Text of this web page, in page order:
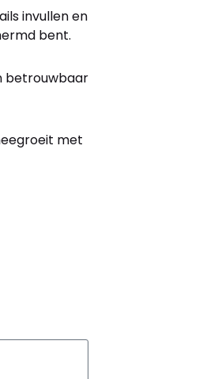
invullen en
bent.
betrouwbaar
met